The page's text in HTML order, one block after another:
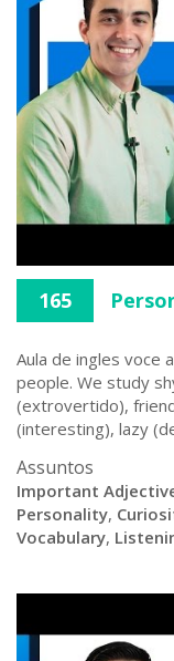
165
Aula de ingles voce
people. We study
(extrovertido),
(interesting), lazy
Assuntos
Important
Personality,
Vocabulary,